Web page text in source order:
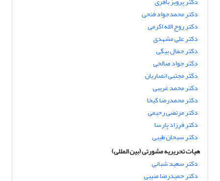
دکتر محمدجواد فتحی
دکتر روح الله اکرمی
دکتر علی مشهدی
دکتر جمال بیگی
دکتر جواد صالحی
دکتر مجتبی انصاریان
دکتر محمد غریبی
دکتر محمدرضا کیخا
دکتر مرتضی رحیمی
دکتر فرزاد پارسا
دکتر سبحان طیبی
هیات تحریریه مشورتی (بین المللی)
دکتر سعید شبانی
دکتر حمیدرضا منیبی